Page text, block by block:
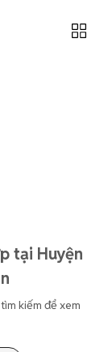
tại Huyện
kiếm để xem